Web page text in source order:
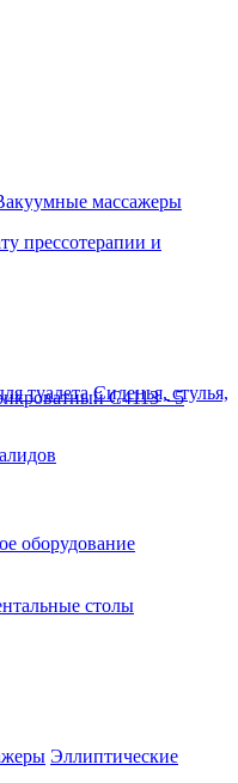
массажеры
прессотерапии и
туалета Сиденья, стулья,
оборудование
столы
Эллиптические